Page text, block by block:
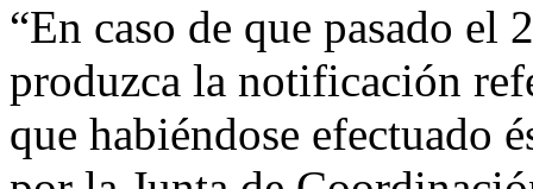
“En caso de que pasado el
produzca la notificación
que habiéndose efectuado